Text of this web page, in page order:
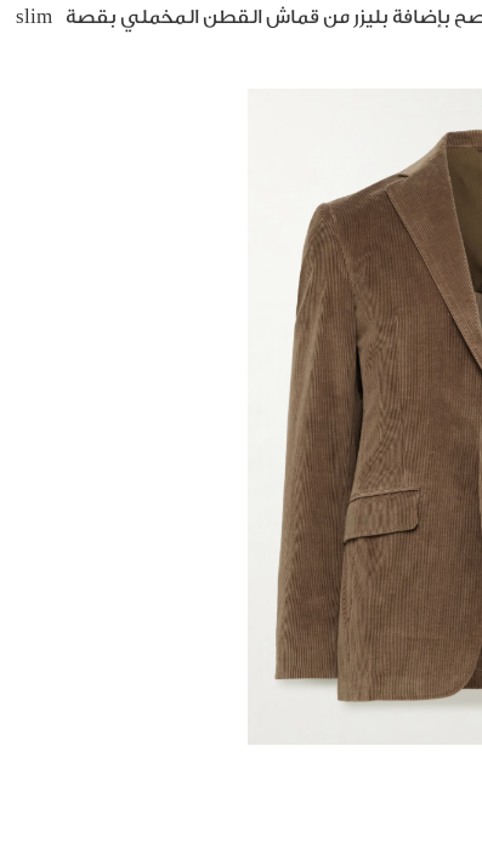
كأساس للإطلالة. أمّا لترك انطباع مميز في حفلات العمل، فأنصح بإضافة بليزر من قماش القطن المخملي بقصة slim